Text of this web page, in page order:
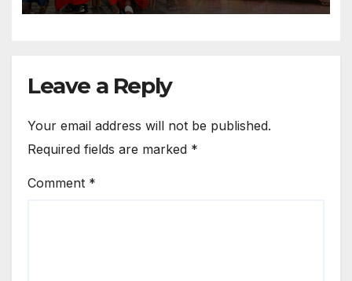
Leave a Reply
Your email address will not be published.
Required fields are marked *
Comment *